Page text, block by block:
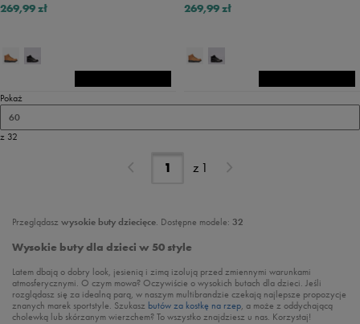
269,99 zł 269,99 zł
Pokaż
60
z 32
z 1
Przeglądasz wysokie buty dziecięce. Dostępne modele: 32
Wysokie buty dla dzieci w 50 style
Latem dbają o dobry look, jesienią i zimą izolują przed zmiennymi warunkami
atmosferycznymi. O czym mowa? Oczywiście o wysokich butach dla dzieci. Jeśli
rozglądasz się za idealną parą, w naszym multibrandzie czekają najlepsze propozycje
znanych marek sportstyle. Szukasz butów za kostkę na rzep, a może z oddychającą
cholewką lub skórzanym wierzchem? To wszystko znajdziesz u nas. Korzystaj!